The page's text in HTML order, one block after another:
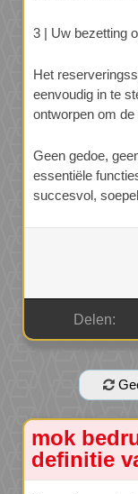
3 | Uw bezetting
Het
eenvoudig in te
ontworpen om
Geen gedoe,
essentiële
succesvol,
Delen:
mok
definitie